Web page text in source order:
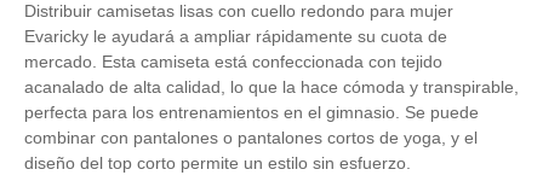
Distribuir camisetas lisas con cuello redondo para mujer
Evaricky le ayudará a ampliar rápidamente su cuota de
mercado. Esta camiseta está confeccionada con tejido
acanalado de alta calidad, lo que la hace cómoda y transpirable,
perfecta para los entrenamientos en el gimnasio. Se puede
combinar con pantalones o pantalones cortos de yoga, y el
diseño del top corto permite un estilo sin esfuerzo.